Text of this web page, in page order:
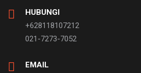
HUBUNGI
+628118107212
021-7273-7052
EMAIL